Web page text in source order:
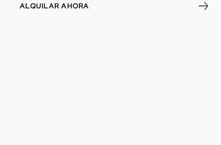
ALQUILAR AHORA